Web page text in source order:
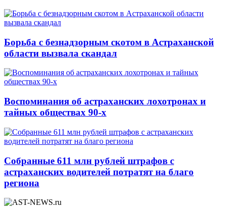
Борьба с безнадзорным скотом в Астраханской
области вызвала скандал
Воспоминания об астраханских лохотронах и
тайных обществах 90-х
Собранные 611 млн рублей штрафов с
астраханских водителей потратят на благо
региона